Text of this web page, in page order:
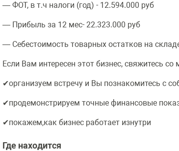
— ФОТ, в т.ч налоги (год) - 12.594.000 руб
— Прибыль за 12 мес- 22.323.000 руб
— Себестоимость товарных остатков на
Если Вам интересен этот бизнес, свяжитесь со
✔организуем встречу и Вы познакомитесь с
✔продемонстрируем точные финансовые
✔покажем,как бизнес работает изнутри
Где находится